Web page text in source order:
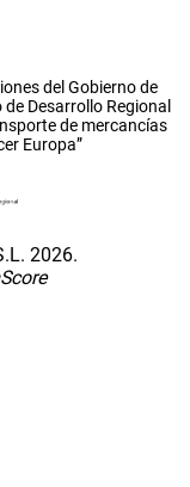
del Gobierno de
Desarrollo Regional
de mercancías
Europa”
2026.